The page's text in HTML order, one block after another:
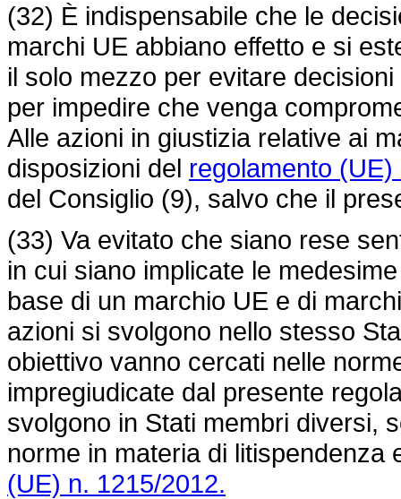
(32) È indispensabile che le
marchi UE abbiano effetto e si
il solo mezzo per evitare
per impedire che venga
Alle azioni in giustizia relative ai
disposizioni del regolamento
del Consiglio (9), salvo che il
(33) Va evitato che siano rese
in cui siano implicate le
base di un marchio UE e di
azioni si svolgono nello stesso
obiettivo vanno cercati nelle
impregiudicate dal presente
svolgono in Stati membri diversi,
norme in materia di
(UE) n. 1215/2012.